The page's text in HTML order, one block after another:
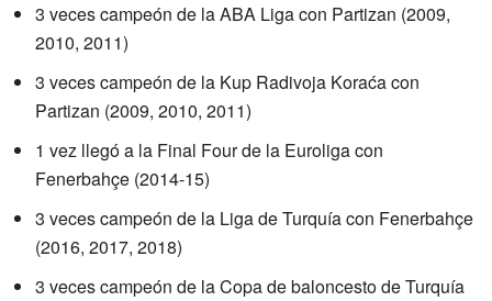
3 veces campeón de la ABA Liga con Partizan (2009,
2010, 2011)
3 veces campeón de la Kup Radivoja Koraća con
Partizan (2009, 2010, 2011)
1 vez llegó a la Final Four de la Euroliga con
Fenerbahçe (2014-15)
3 veces campeón de la Liga de Turquía con Fenerbahçe
(2016, 2017, 2018)
3 veces campeón de la Copa de baloncesto de Turquía